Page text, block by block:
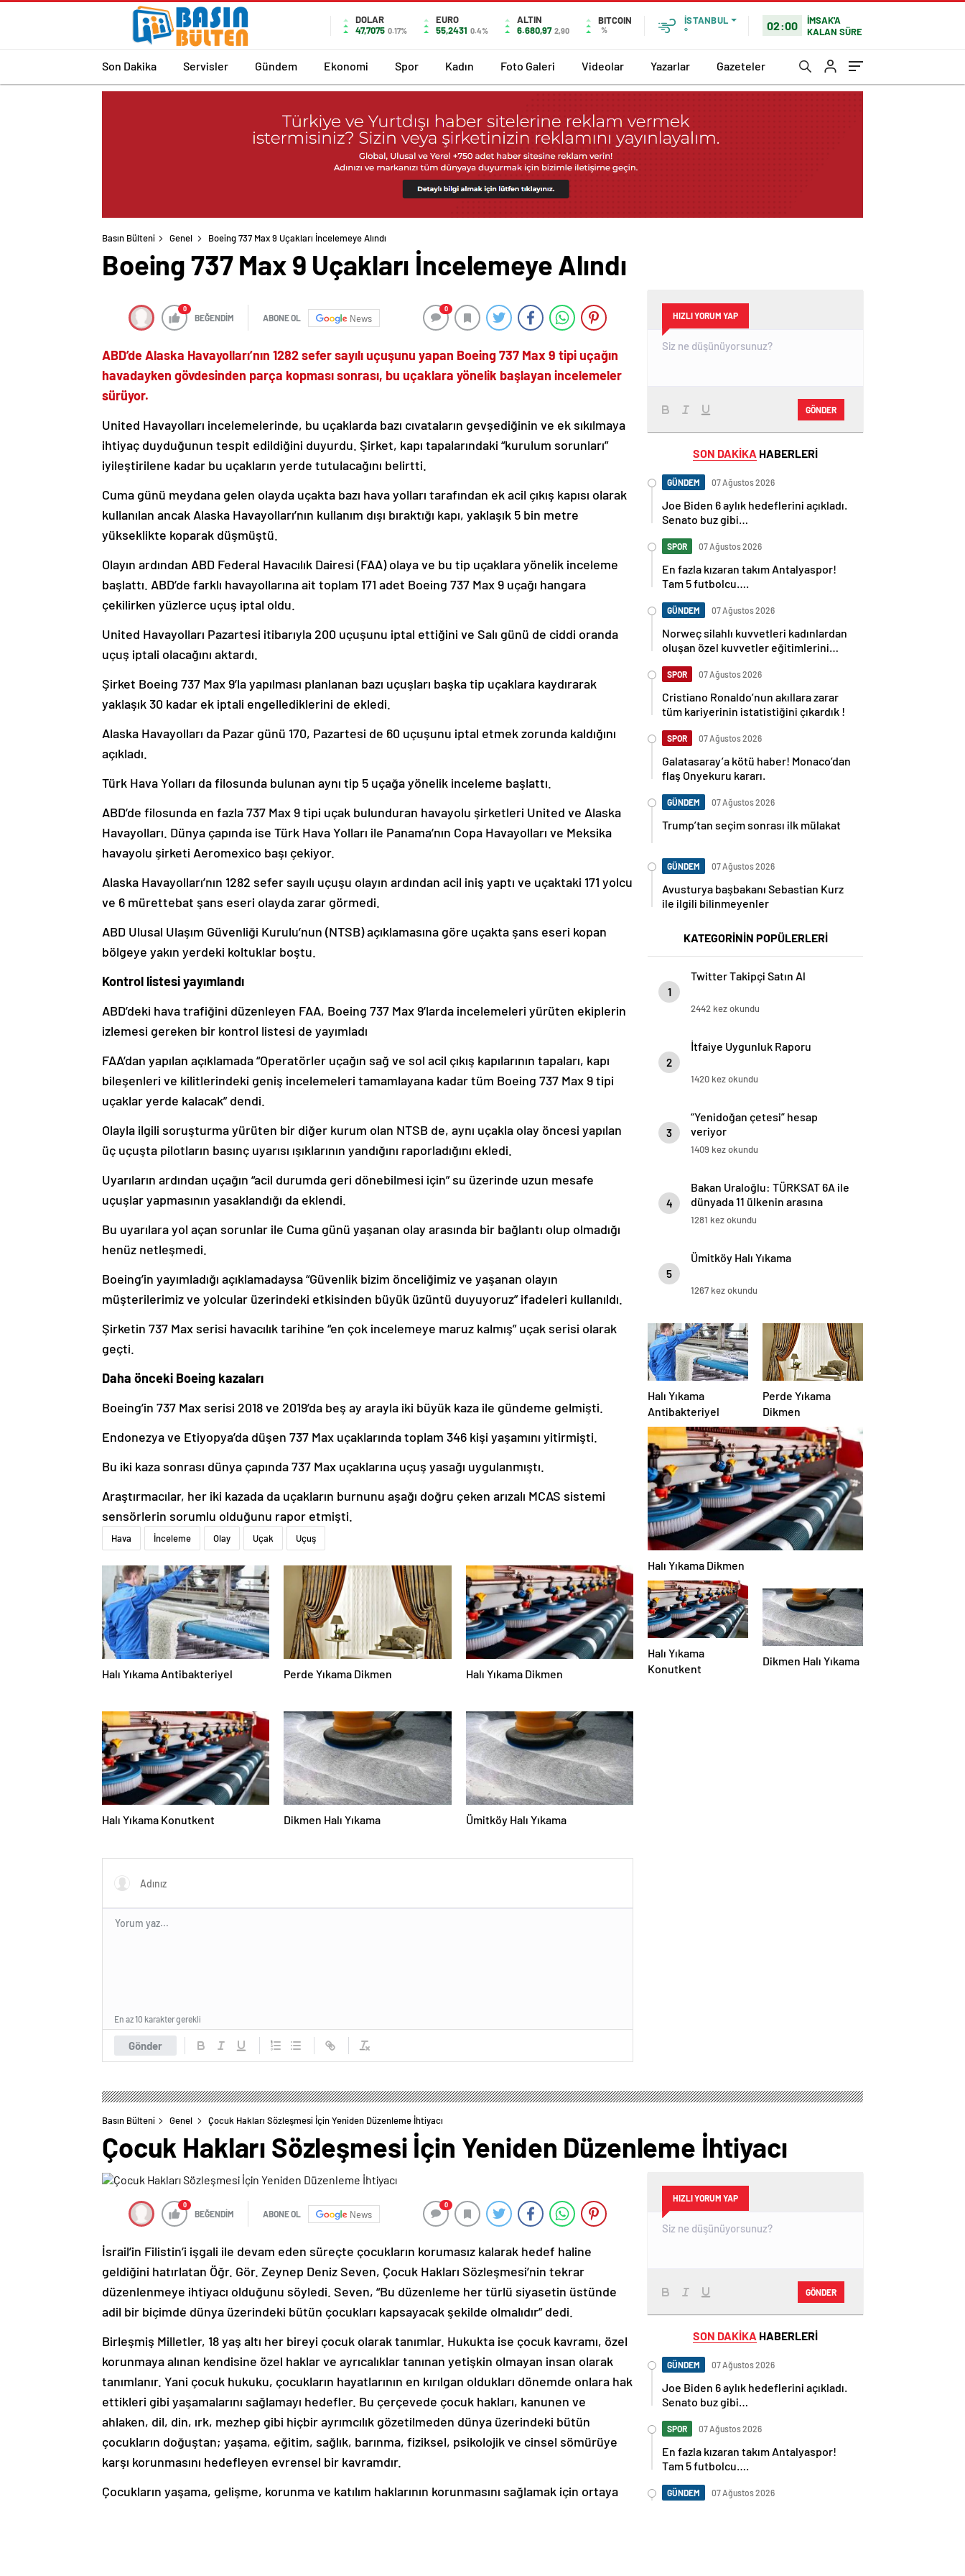
DOLAR
47,7075 0.17%
EURO
55,2431 0.4%
ALTIN
6.680,97 2,90
BITCOIN
%
İSTANBUL
°
02:00
İMSAK'A
KALAN SÜRE
Son Dakika Servisler Gündem Ekonomi Spor Kadın Foto Galeri Videolar Yazarlar Gazeteler
Basın Bülteni Genel Boeing 737 Max 9 Uçakları İncelemeye Alındı
Boeing 737 Max 9 Uçakları İncelemeye Alındı
0
BEĞENDİM ABONE OL News
0
ABD’de Alaska Havayolları’nın 1282 sefer sayılı uçuşunu yapan Boeing 737 Max 9 tipi uçağın
havadayken gövdesinden parça kopması sonrası, bu uçaklara yönelik başlayan incelemeler
sürüyor.
United Havayolları incelemelerinde, bu uçaklarda bazı cıvataların gevşediğinin ve ek sıkılmaya
ihtiyaç duyduğunun tespit edildiğini duyurdu. Şirket, kapı tapalarındaki “kurulum sorunları”
iyileştirilene kadar bu uçakların yerde tutulacağını belirtti.
Cuma günü meydana gelen olayda uçakta bazı hava yolları tarafından ek acil çıkış kapısı olarak
kullanılan ancak Alaska Havayolları’nın kullanım dışı bıraktığı kapı, yaklaşık 5 bin metre
yükseklikte koparak düşmüştü.
Olayın ardından ABD Federal Havacılık Dairesi (FAA) olaya ve bu tip uçaklara yönelik inceleme
başlattı. ABD’de farklı havayollarına ait toplam 171 adet Boeing 737 Max 9 uçağı hangara
çekilirken yüzlerce uçuş iptal oldu.
United Havayolları Pazartesi itibarıyla 200 uçuşunu iptal ettiğini ve Salı günü de ciddi oranda
uçuş iptali olacağını aktardı.
Şirket Boeing 737 Max 9’la yapılması planlanan bazı uçuşları başka tip uçaklara kaydırarak
yaklaşık 30 kadar ek iptali engellediklerini de ekledi.
Alaska Havayolları da Pazar günü 170, Pazartesi de 60 uçuşunu iptal etmek zorunda kaldığını
açıkladı.
Türk Hava Yolları da filosunda bulunan aynı tip 5 uçağa yönelik inceleme başlattı.
ABD’de filosunda en fazla 737 Max 9 tipi uçak bulunduran havayolu şirketleri United ve Alaska
Havayolları. Dünya çapında ise Türk Hava Yolları ile Panama’nın Copa Havayolları ve Meksika
havayolu şirketi Aeromexico başı çekiyor.
Alaska Havayolları’nın 1282 sefer sayılı uçuşu olayın ardından acil iniş yaptı ve uçaktaki 171 yolcu
ve 6 mürettebat şans eseri olayda zarar görmedi.
ABD Ulusal Ulaşım Güvenliği Kurulu’nun (NTSB) açıklamasına göre uçakta şans eseri kopan
bölgeye yakın yerdeki koltuklar boştu.
Kontrol listesi yayımlandı
ABD’deki hava trafiğini düzenleyen FAA, Boeing 737 Max 9’larda incelemeleri yürüten ekiplerin
izlemesi gereken bir kontrol listesi de yayımladı
FAA’dan yapılan açıklamada “Operatörler uçağın sağ ve sol acil çıkış kapılarının tapaları, kapı
bileşenleri ve kilitlerindeki geniş incelemeleri tamamlayana kadar tüm Boeing 737 Max 9 tipi
uçaklar yerde kalacak” dendi.
Olayla ilgili soruşturma yürüten bir diğer kurum olan NTSB de, aynı uçakla olay öncesi yapılan
üç uçuşta pilotların basınç uyarısı ışıklarının yandığını raporladığını ekledi.
Uyarıların ardından uçağın “acil durumda geri dönebilmesi için” su üzerinde uzun mesafe
uçuşlar yapmasının yasaklandığı da eklendi.
Bu uyarılara yol açan sorunlar ile Cuma günü yaşanan olay arasında bir bağlantı olup olmadığı
henüz netleşmedi.
Boeing’in yayımladığı açıklamadaysa “Güvenlik bizim önceliğimiz ve yaşanan olayın
müşterilerimiz ve yolcular üzerindeki etkisinden büyük üzüntü duyuyoruz” ifadeleri kullanıldı.
Şirketin 737 Max serisi havacılık tarihine “en çok incelemeye maruz kalmış” uçak serisi olarak
geçti.
Daha önceki Boeing kazaları
Boeing’in 737 Max serisi 2018 ve 2019’da beş ay arayla iki büyük kaza ile gündeme gelmişti.
Endonezya ve Etiyopya’da düşen 737 Max uçaklarında toplam 346 kişi yaşamını yitirmişti.
Bu iki kaza sonrası dünya çapında 737 Max uçaklarına uçuş yasağı uygulanmıştı.
Araştırmacılar, her iki kazada da uçakların burnunu aşağı doğru çeken arızalı MCAS sistemi
sensörlerin sorumlu olduğunu rapor etmişti.
Hava İnceleme Olay Uçak Uçuş
Halı Yıkama Antibakteriyel Perde Yıkama Dikmen Halı Yıkama Dikmen
Halı Yıkama Konutkent Dikmen Halı Yıkama Ümitköy Halı Yıkama
Gönder
En az 10 karakter gerekli
HIZLI YORUM YAP
GÖNDER
SON DAKİKA HABERLERİ
GÜNDEM 07 Ağustos 2026
Joe Biden 6 aylık hedeflerini açıkladı.
Senato buz gibi…
SPOR 07 Ağustos 2026
En fazla kızaran takım Antalyaspor!
Tam 5 futbolcu….
GÜNDEM 07 Ağustos 2026
Norweç silahlı kuvvetleri kadınlardan
oluşan özel kuvvetler eğitimlerini
SPOR 07 Ağustos 2026
Cristiano Ronaldo’nun akıllara zarar
tüm kariyerinin istatistiğini çıkardık !
SPOR 07 Ağustos 2026
Galatasaray’a kötü haber! Monaco’dan
flaş Onyekuru kararı.
GÜNDEM 07 Ağustos 2026
Trump’tan seçim sonrası ilk mülakat
GÜNDEM 07 Ağustos 2026
Avusturya başbakanı Sebastian Kurz
ile ilgili bilinmeyenler
KATEGORİNİN POPÜLERLERİ
1
Twitter Takipçi Satın Al
2442 kez okundu
2
İtfaiye Uygunluk Raporu
1420 kez okundu
3
“Yenidoğan çetesi” hesap
veriyor
1409 kez okundu
4
Bakan Uraloğlu: TÜRKSAT 6A ile
dünyada 11 ülkenin arasına
girmiş olduk
1281 kez okundu
5
Ümitköy Halı Yıkama
1267 kez okundu
Halı Yıkama
Antibakteriyel
Perde Yıkama
Dikmen
Halı Yıkama Dikmen
Halı Yıkama
Konutkent
Dikmen Halı Yıkama
Basın Bülteni Genel Çocuk Hakları Sözleşmesi İçin Yeniden Düzenleme İhtiyacı
Çocuk Hakları Sözleşmesi İçin Yeniden Düzenleme İhtiyacı
0
BEĞENDİM ABONE OL News
0
İsrail’in Filistin’i işgali ile devam eden süreçte çocukların korumasız kalarak hedef haline
geldiğini hatırlatan Öğr. Gör. Zeynep Deniz Seven, Çocuk Hakları Sözleşmesi’nin tekrar
düzenlenmeye ihtiyacı olduğunu söyledi. Seven, “Bu düzenleme her türlü siyasetin üstünde
adil bir biçimde dünya üzerindeki bütün çocukları kapsayacak şekilde olmalıdır” dedi.
Birleşmiş Milletler, 18 yaş altı her bireyi çocuk olarak tanımlar. Hukukta ise çocuk kavramı, özel
korunmaya alınan kendisine özel haklar ve ayrıcalıklar tanınan yetişkin olmayan insan olarak
tanımlanır. Yani çocuk hukuku, çocukların hayatlarının en kırılgan oldukları dönemde onlara hak
ettikleri gibi yaşamalarını sağlamayı hedefler. Bu çerçevede çocuk hakları, kanunen ve
ahlaken, dil, din, ırk, mezhep gibi hiçbir ayrımcılık gözetilmeden dünya üzerindeki bütün
çocukların doğuştan; yaşama, eğitim, sağlık, barınma, fiziksel, psikolojik ve cinsel sömürüye
karşı korunmasını hedefleyen evrensel bir kavramdır.
Çocukların yaşama, gelişme, korunma ve katılım haklarının korunmasını sağlamak için ortaya
HIZLI YORUM YAP
GÖNDER
SON DAKİKA HABERLERİ
GÜNDEM 07 Ağustos 2026
Joe Biden 6 aylık hedeflerini açıkladı.
Senato buz gibi…
SPOR 07 Ağustos 2026
En fazla kızaran takım Antalyaspor!
Tam 5 futbolcu….
GÜNDEM 07 Ağustos 2026